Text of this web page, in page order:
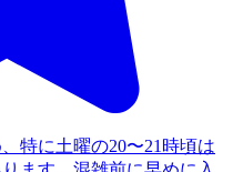
特に土曜の20〜21時頃は